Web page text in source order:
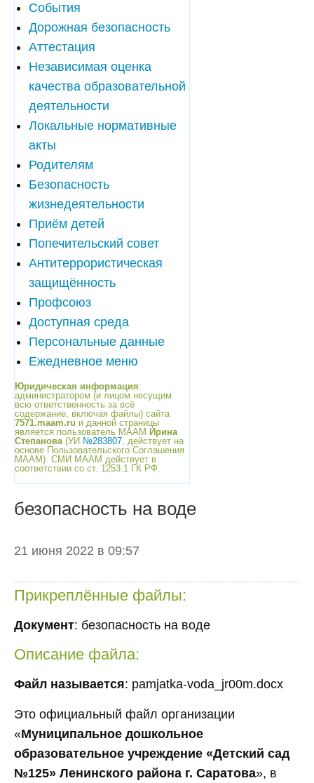
События
Дорожная безопасность
Аттестация
Независимая оценка
качества образовательной
деятельности
Локальные нормативные
акты
Родителям
Безопасность
жизнедеятельности
Приём детей
Попечительский совет
Антитеррористическая
защищённость
Профсоюз
Доступная среда
Персональные данные
Ежедневное меню
Юридическая информация:
администратором (и лицом несущим
всю ответственность за всё
содержание, включая файлы) сайта
7571.maam.ru и данной страницы
является пользователь МААМ Ирина
Степанова(УИ №283807, действует на
основе Пользовательского Соглашения
МААМ). СМИ МААМ действует в
соответствии со ст. 1253.1 ГК РФ.
безопасность на воде
21 июня 2022 в 09:57
Прикреплённые файлы:
Документ: безопасность на воде
Описание файла:
Файл называется: pamjatka-voda_jr00m.docx
Это официальный файл организации
«Муниципальное дошкольное
образовательное учреждение «Детский сад
№125» Ленинского района г. Саратова», в